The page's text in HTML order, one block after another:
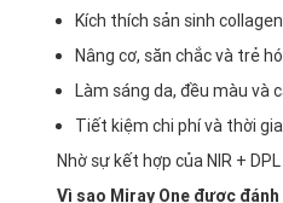
Kích thích sản sinh
Nâng cơ, săn chắc và trẻ
Làm sáng da, đều màu và
Tiết kiệm chi phí và thời
Nhờ sự kết hợp của NIR +
Vì sao Miray One được